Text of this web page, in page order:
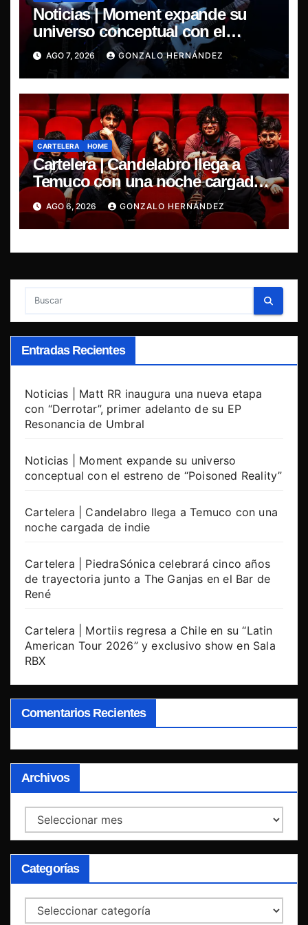
Noticias | Moment expande su
universo conceptual con el
estreno de “Poisoned Reality”
AGO 7, 2026 GONZALO HERNÁNDEZ
CARTELERA HOME
Cartelera | Candelabro llega a
Temuco con una noche cargada
de indie
AGO 6, 2026 GONZALO HERNÁNDEZ
Entradas Recientes
Noticias | Matt RR inaugura una nueva etapa
con “Derrotar”, primer adelanto de su EP
Resonancia de Umbral
Noticias | Moment expande su universo
conceptual con el estreno de “Poisoned Reality”
Cartelera | Candelabro llega a Temuco con una
noche cargada de indie
Cartelera | PiedraSónica celebrará cinco años
de trayectoria junto a The Ganjas en el Bar de
René
Cartelera | Mortiis regresa a Chile en su “Latin
American Tour 2026” y exclusivo show en Sala
RBX
Comentarios Recientes
Archivos
Archivos
Categorías
Categorías